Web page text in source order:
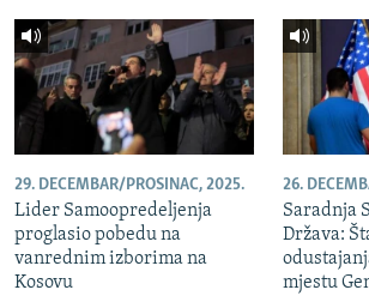
29. DECEMBAR/PROSINAC, 2025.
Lider Samoopredeljenja
proglasio pobedu na
vanrednim izborima na
Kosovu
26.
Saradnja
Država:
mjestu